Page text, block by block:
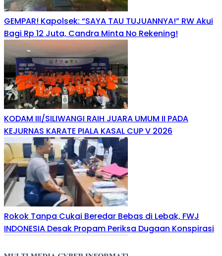
GEMPAR! Kapolsek: “SAYA TAU TUJUANNYA!” RW Akui
Bagi Rp 12 Juta, Candra Minta No Rekening!
KODAM III/SILIWANGI RAIH JUARA UMUM II PADA
KEJURNAS KARATE PIALA KASAL CUP V 2026
Rokok Tanpa Cukai Beredar Bebas di Lebak, FWJ
INDONESIA Desak Propam Periksa Dugaan Konspirasi